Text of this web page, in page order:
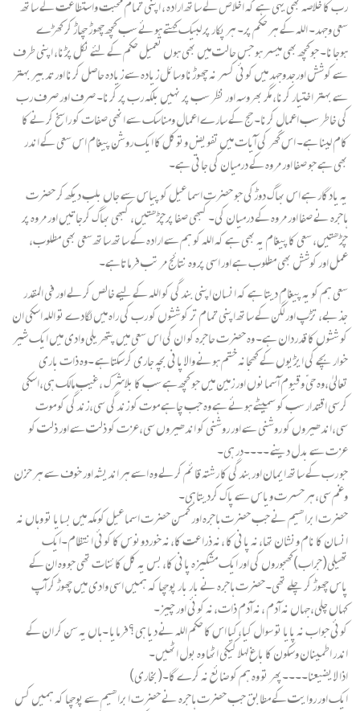
رب کا خلاصہ بھی یہی ہے کہ اخلاص کے ساتھ ارادہ ، اپنی تمام محبت واستطاعت کے ساتھ
سعی وجہد۔ اللہ کے ہر حکم پر۔ ہر پکار پر لبیک کہتے ہوئے سب کچھ چھوڑ چھاڑ کر کھڑے
ہوجانا۔ جوکچھ بھی میسر ہو جس حالت میں بھی ہوں تعمیل حکم کے لئے نکل پڑنا، اپنی طرف
سے کوشش اورجدوجہد میں کوئی کسر نہ چھوڑنا وسائل زیادہ سے زیادہ حاصل کرنا اور تدبیر بہتر
سے بہتر اختیار کرنا، مگر بھروسہ اور نظر سب پر نہیں بلکہ رب پر کرنا۔ صرف اور صرف رب
کی خاطر سب اعمال کرنا۔ حج کے سارے اعمال ومناسک سے انھی صفات کو راسخ کرنے کا
کام لینا ہے۔ اس گھر کی آیات میں تفویض وتوکل کا ایک روشن پیغام اس سعی کے اندر
بھی ہے جو صفا اور مروہ کے درمیان کی جاتی ہے۔
یہ یادگار ہے اس بھاگ دوڑکی جو حضرت اسماعیل کو پیاس سے جاں بلب دیکھ کر حضرت
ہاجرہ نے صفا اور مروہ کے درمیان کی۔ کبھی صفا پرچڑھتیں، کبھی بھاگ کرجاتیں اور مروہ پر
چڑھتیں، سعی کا پیغام یہ بھی ہے کہ اللہ کو ہم سے ارادہ کے ساتھ ساتھ سعی بھی مطلوب،
عمل اور کوشش بھی مطلوب ہے اور اسی پر وہ نتائج مرتب فرماتاہے۔
سعی ہم کو یہ پیغام دیتا ہے کہ انسان اپنی بندگی کو اللہ کے لیے خالص کرلے اور فی المقدر
جذبے، تڑپ اور لگن کے ساتھ اپنی تمام تر کوششوں کو رب کی راہ میں لگادے تو اللہ اسکی ان
کو ششوں کا قدردان ہے۔ وہ حضرت حاجرہ کو ان کی اس سعی میں پتھریلی وادی میں ایک شیر
خوار بچے کی ایڑیوں کے کھجانہ ختم ہونے والا پانی بچہ جاری کرسکتاہے ۔وہ ذات باری
تعالیٰ،وہ حیّ وقیوم آسمانوں اور زمین میں جو کچھ ہے سب کا بلاشرک ،غیب مالک ہی،اسکی
کرسی اقتدار سب کو سمیٹے ہوئے ہے وہ جب چاہے موت کو زندگی سی،زندگی کو موت
سی،اندھیروں کو روشنی سے اور روشنی کو اندھیروں سی،عزت کو ذلت سے اور ذلت کو
عزت سے بدل دینے ۔۔۔۔در ہی۔
جو رب کے ساتھ ایمان اوربندگی کا رشتہ قائم کرلے وہ اسے ہر اندیشہ اور خوف سے ہر حزن
وغم سی،ہرحسرت ویاس سے پاک کردیتاہی۔
حضرت ابراھیم نے جب حضرت ہاجرہ اور کمسن حضرت اسماعیل کو مکہ میں بسایا تو وہاں نہ
انسان کا نام ونشان تھا،نہ پانی کا ،نہ ذراعت کا،نہ خوردونوس کا کوئی انتظام۔ایک
تھیلی(جراب)کھجوروں کی اور ایک مشکیزہ پانی کا،بس یہ کل کائنات تھی جو وہ ان کے
پاس چھوڑ کر چلے تھی۔حضرت ہاجرہ نے بار بار پوچھا کہ ہمیں اسی وادی میں چھوڑ کر آپ
کہاں چلی،جہاں نہ آدم ،نہ آدم ذات،نہ کوئی اور چیز۔
کوئی جواب نہ پایا تو سوال کیا،کیا اس کا حکم اللہ نے دیا ہی؟فرمایا ۔ہاں یہ سن کر ان کے
اندر اطمینان وسکون کا باغ لہلا کیکی اٹھا وہ بول اٹھیں۔
اذا لا یضیعنا۔۔۔۔پھر تو وہ ہم کو ضائع نہ کرے گا۔(بخاری)
ایک اور روایت کے مطابق جب حضرت ہاجرہ نے حضرت ابراھیم سے پوچھا کہ ہمیں کس